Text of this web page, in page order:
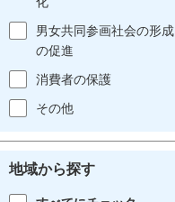
男女共同参画社会の形成
の促進
消費者の保護
その他
地域から探す